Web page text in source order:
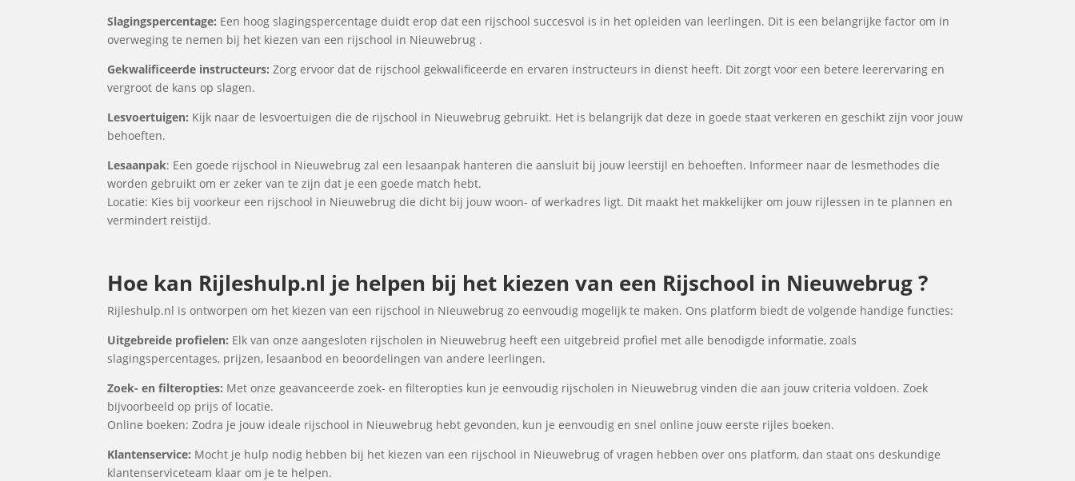
Slagingspercentage: Een hoog slagingspercentage duidt erop dat een rijschool succesvol is in het opleiden van leerlingen. Dit is een belangrijke factor om in
overweging te nemen bij het kiezen van een rijschool in Nieuwebrug .
Gekwalificeerde instructeurs: Zorg ervoor dat de rijschool gekwalificeerde en ervaren instructeurs in dienst heeft. Dit zorgt voor een betere leerervaring en
vergroot de kans op slagen.
Lesvoertuigen: Kijk naar de lesvoertuigen die de rijschool in Nieuwebrug gebruikt. Het is belangrijk dat deze in goede staat verkeren en geschikt zijn voor jouw
behoeften.
Lesaanpak: Een goede rijschool in Nieuwebrug zal een lesaanpak hanteren die aansluit bij jouw leerstijl en behoeften. Informeer naar de lesmethodes die
worden gebruikt om er zeker van te zijn dat je een goede match hebt.
Locatie: Kies bij voorkeur een rijschool in Nieuwebrug die dicht bij jouw woon- of werkadres ligt. Dit maakt het makkelijker om jouw rijlessen in te plannen en
vermindert reistijd.
Hoe kan Rijleshulp.nl je helpen bij het kiezen van een Rijschool in Nieuwebrug ?
Rijleshulp.nl is ontworpen om het kiezen van een rijschool in Nieuwebrug zo eenvoudig mogelijk te maken. Ons platform biedt de volgende handige functies:
Uitgebreide profielen: Elk van onze aangesloten rijscholen in Nieuwebrug heeft een uitgebreid profiel met alle benodigde informatie, zoals
slagingspercentages, prijzen, lesaanbod en beoordelingen van andere leerlingen.
Zoek- en filteropties: Met onze geavanceerde zoek- en filteropties kun je eenvoudig rijscholen in Nieuwebrug vinden die aan jouw criteria voldoen. Zoek
bijvoorbeeld op prijs of locatie.
Online boeken: Zodra je jouw ideale rijschool in Nieuwebrug hebt gevonden, kun je eenvoudig en snel online jouw eerste rijles boeken.
Klantenservice: Mocht je hulp nodig hebben bij het kiezen van een rijschool in Nieuwebrug of vragen hebben over ons platform, dan staat ons deskundige
klantenserviceteam klaar om je te helpen.